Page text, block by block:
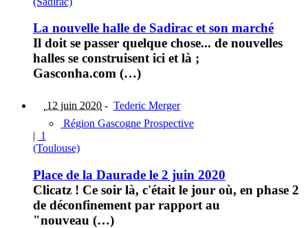
La nouvelle halle de Sadirac et son marché
Il doit se passer quelque chose... de nouvelles
halles se construisent ici et là ;
Gasconha.com (…)
12 juin 2020 - Tederic Merger
Région Gascogne Prospective
| 1
(Toulouse)
Place de la Daurade le 2 juin 2020
Clicatz ! Ce soir là, c'était le jour où, en phase 2
de déconfinement par rapport au
"nouveau (…)